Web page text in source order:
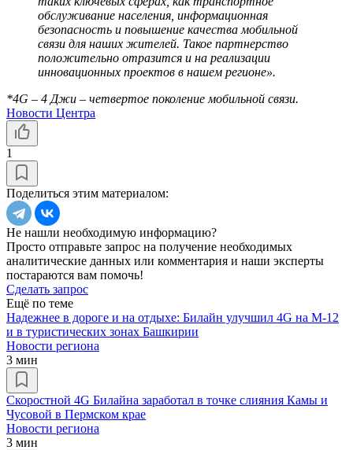
обслуживание населения, информационная
безопасность и повышение качества мобильной
связи для наших жителей. Такое партнерство
положительно отразится и на реализации
инновационных проектов в нашем регионе».
*4G – 4 Джи – четвертое поколение мобильной связи.
Новости Центра
1
Поделиться этим материалом:
Не нашли необходимую информацию?
Просто отправьте запрос на получение необходимых
аналитические данных или комментария и наши эксперты
постараются вам помочь!
Сделать запрос
Ещё по теме
Надежнее в дороге и на отдыхе: Билайн улучшил 4G на М-12
и в туристических зонах Башкирии
Новости региона
3 мин
Скоростной 4G Билайна заработал в точке слияния Камы и
Чусовой в Пермском крае
Новости региона
3 мин